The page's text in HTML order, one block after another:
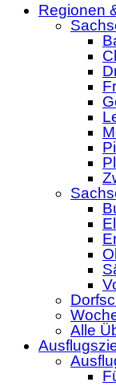
Regionen
Alle